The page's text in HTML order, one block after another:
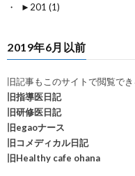
► 201 (1)
2019年6月以前
旧記事もこのサイトで閲覧でき
旧指導医日記
旧研修医日記
旧egaoナース
旧コメディカル日記
旧Healthy cafe ohana